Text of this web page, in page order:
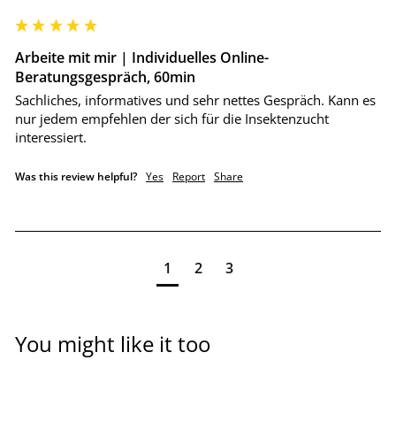
Arbeite mit mir | Individuelles Online-
Beratungsgespräch, 60min
Sachliches, informatives und sehr nettes Gespräch. Kann es
nur jedem empfehlen der sich für die Insektenzucht
interessiert.
Was this review helpful? Yes Report Share
1 2 3
You might like it too